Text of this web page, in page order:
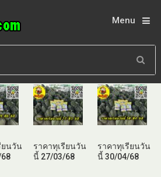
Menu
ยนวัน
ราคาทุเรียนวัน
นี้ 27/03/68
ราคาทุเรียนวัน
นี้ 30/04/68